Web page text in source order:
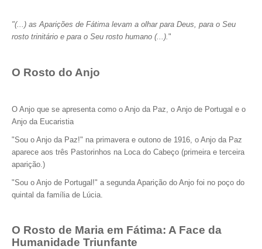
"(...) as Aparições de Fátima levam a olhar para Deus, para o Seu
rosto trinitário e para o Seu rosto humano (...)."
O Rosto do Anjo
O Anjo que se apresenta como o Anjo da Paz, o Anjo de Portugal e o
Anjo da Eucaristia
"Sou o Anjo da Paz!" na primavera e outono de 1916, o Anjo da Paz
aparece aos três Pastorinhos na Loca do Cabeço (primeira e terceira
aparição.)
"Sou o Anjo de Portugal!" a segunda Aparição do Anjo foi no poço do
quintal da família de Lúcia.
O Rosto de Maria em Fátima: A Face da
Humanidade Triunfante